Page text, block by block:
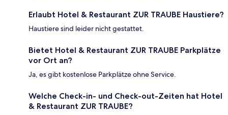
Erlaubt Hotel & Restaurant ZUR TRAUBE Haustiere?
Haustiere sind leider nicht gestattet.
Bietet Hotel & Restaurant ZUR TRAUBE Parkplätze
vor Ort an?
Ja, es gibt kostenlose Parkplätze ohne Service.
Welche Check-in- und Check-out-Zeiten hat Hotel
& Restaurant ZUR TRAUBE?